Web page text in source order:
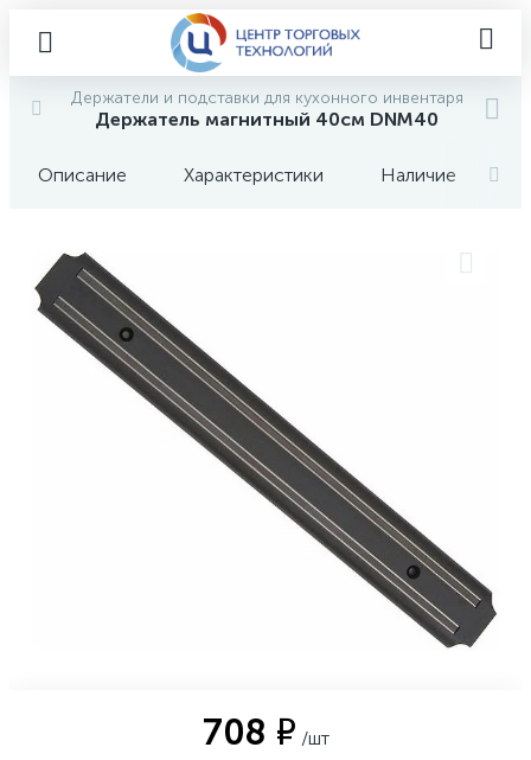
Держатели и подставки для кухонного инвентаря
Держатель магнитный 40см DNM40
Описание Характеристики Наличие
708 ₽ /шт